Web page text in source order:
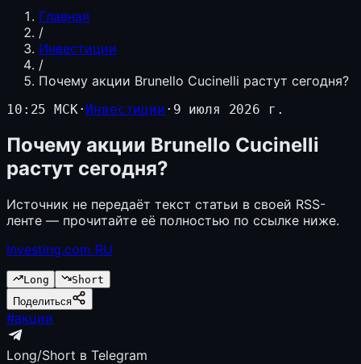
Главная
/
Инвестиции
/
Почему акции Brunello Cucinelli растут сегодня?
10:25 МСК· Инвестиции · 9 июля 2026 г.
Почему акции Brunello Cucinelli
растут сегодня?
Источник не передаёт текст статьи в своей RSS-
ленте — прочитайте её полностью по ссылке ниже.
Investing.com RU
Long
Short
Поделиться
#акции
Long/Short в Telegram